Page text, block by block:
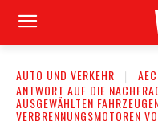
AUTO UND VERKEHR
ANTWORT AUF DIE
AUSGEWÄHLTEN
VERBRENNUNGSMOTOREN